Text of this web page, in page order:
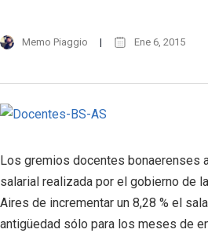
Memo Piaggio Ene 6, 2015
Los gremios docentes bonaerenses
salarial realizada por el gobierno de
Aires de incrementar un 8,28 % el
antigüedad sólo para los meses de